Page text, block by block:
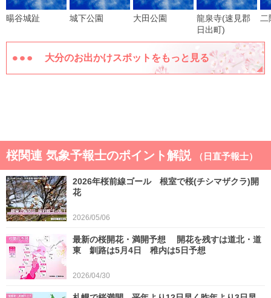
暘谷城趾 城下公園 大田公園
龍泉寺(速見郡
日出町)
大分のお出かけスポットをもっと見る
桜関連 気象予報士のポイント解説 （日直予報士）
2026年桜前線ゴール 根室で桜(チシマザクラ)開
花
2026/05/06
最新の桜開花・満開予想 開花を残すは道北・道
東 釧路は5月4日 稚内は5日予想
2026/04/30